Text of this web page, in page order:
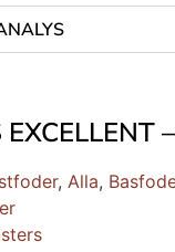
, Alla,